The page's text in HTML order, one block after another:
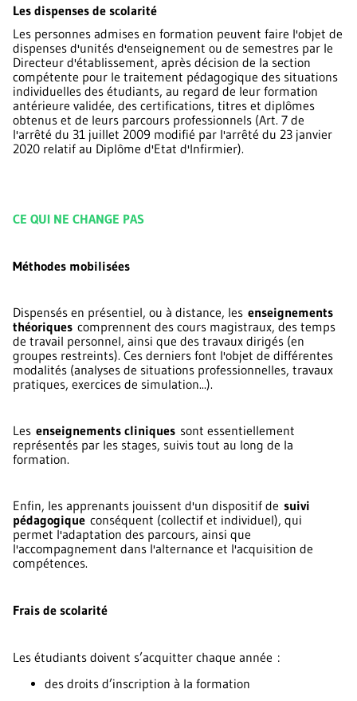
Les dispenses de scolarité
Les personnes admises en formation peuvent faire l'objet de
dispenses d'unités d'enseignement ou de semestres par le
Directeur d'établissement, après décision de la section
compétente pour le traitement pédagogique des situations
individuelles des étudiants, au regard de leur formation
antérieure validée, des certifications, titres et diplômes
obtenus et de leurs parcours professionnels (Art. 7 de
l'arrêté du 31 juillet 2009 modifié par l'arrêté du 23 janvier
2020 relatif au Diplôme d'Etat d'Infirmier).
CE QUI NE CHANGE PAS
Méthodes mobilisées
Dispensés en présentiel, ou à distance, les enseignements
théoriques comprennent des cours magistraux, des temps
de travail personnel, ainsi que des travaux dirigés (en
groupes restreints). Ces derniers font l'objet de différentes
modalités (analyses de situations professionnelles, travaux
pratiques, exercices de simulation...).
Les enseignements cliniques sont essentiellement
représentés par les stages, suivis tout au long de la
formation.
Enfin, les apprenants jouissent d'un dispositif de suivi
pédagogique conséquent (collectif et individuel), qui
permet l'adaptation des parcours, ainsi que
l'accompagnement dans l'alternance et l'acquisition de
compétences.
Frais de scolarité
Les étudiants doivent s’acquitter chaque année :
des droits d’inscription à la formation